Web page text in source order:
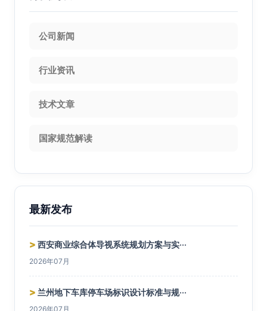
公司新闻
行业资讯
技术文章
国家规范解读
最新发布
> 西安商业综合体导视系统规划方案与实···
2026年07月
> 兰州地下车库停车场标识设计标准与规···
2026年07月